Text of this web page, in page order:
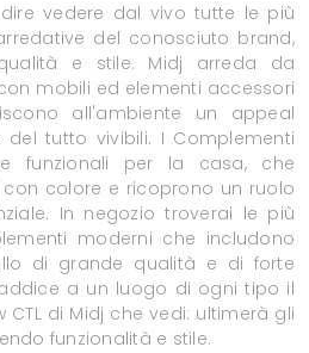
vedere dal vivo tutte le più
del conosciuto brand,
e stile. Midj arreda da
mobili ed elementi accessori
all'ambiente un appeal
tutto vivibili. I Complementi
funzionali per la casa, che
colore e ricoprono un ruolo
In negozio troverai le più
moderni che includono
di grande qualità e di forte
a un luogo di ogni tipo il
di Midj che vedi: ultimerà gli
funzionalità e stile.